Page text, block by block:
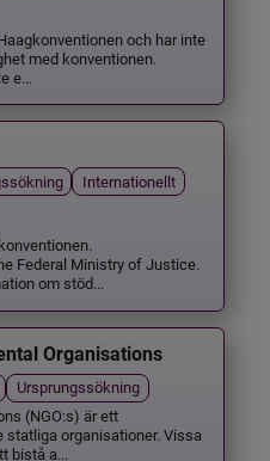
och har inte
med konventionen.
e...
Internationellt
Federal Ministry of Justice.
om stöd...
Organisations
Ursprungssökning
(NGO:s) är ett
organisationer. Vissa
bistå a...